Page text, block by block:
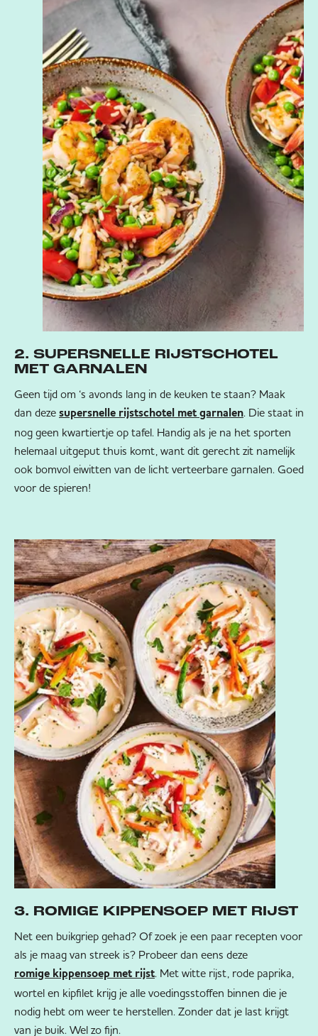
2. SUPERSNELLE RIJSTSCHOTEL
MET GARNALEN
Geen tijd om ‘s avonds lang in de keuken te staan? Maak
dan deze supersnelle rijstschotel met garnalen. Die staat in
nog geen kwartiertje op tafel. Handig als je na het sporten
helemaal uitgeput thuis komt, want dit gerecht zit namelijk
ook bomvol eiwitten van de licht verteerbare garnalen. Goed
voor de spieren!
3. ROMIGE KIPPENSOEP MET RIJST
Net een buikgriep gehad? Of zoek je een paar recepten voor
als je maag van streek is? Probeer dan eens deze
romige kippensoep met rijst. Met witte rijst, rode paprika,
wortel en kipfilet krijg je alle voedingsstoffen binnen die je
nodig hebt om weer te herstellen. Zonder dat je last krijgt
van je buik. Wel zo fijn.